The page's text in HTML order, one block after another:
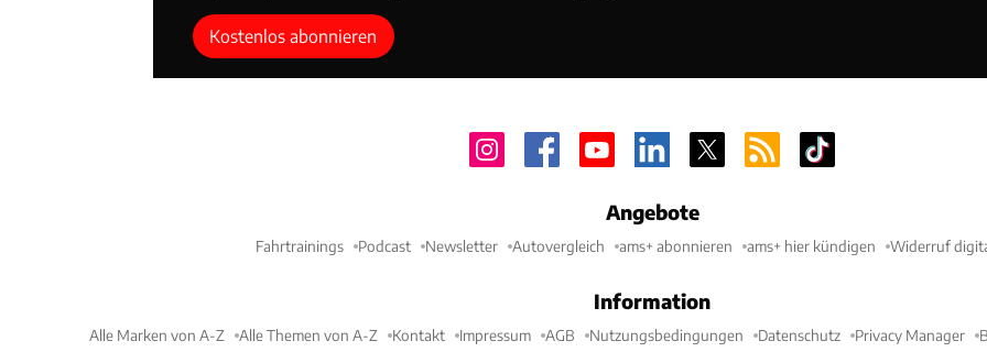
Kostenlos abonnieren
Angebote
Fahrtrainings Podcast Newsletter Autovergleich ams+ abonnieren ams+ hier kündigen Widerruf
Information
Alle Marken von A-Z Alle Themen von A-Z Kontakt Impressum AGB Nutzungsbedingungen Datenschutz Privacy Manager